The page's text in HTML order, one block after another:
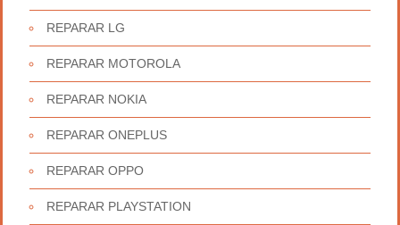
REPARAR LG
REPARAR MOTOROLA
REPARAR NOKIA
REPARAR ONEPLUS
REPARAR OPPO
REPARAR PLAYSTATION